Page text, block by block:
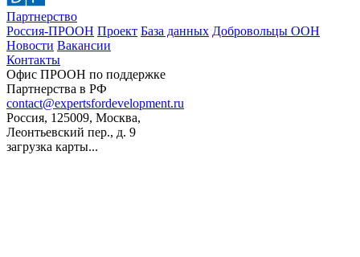
Партнерство
Россия-ПРООН Проект База данных Добровольцы ООН
Новости Вакансии
Контакты
Офис ПРООН по поддержке
Партнерства в РФ
contact@expertsfordevelopment.ru
Россия, 125009, Москва,
Леонтьевский пер., д. 9
загрузка карты...